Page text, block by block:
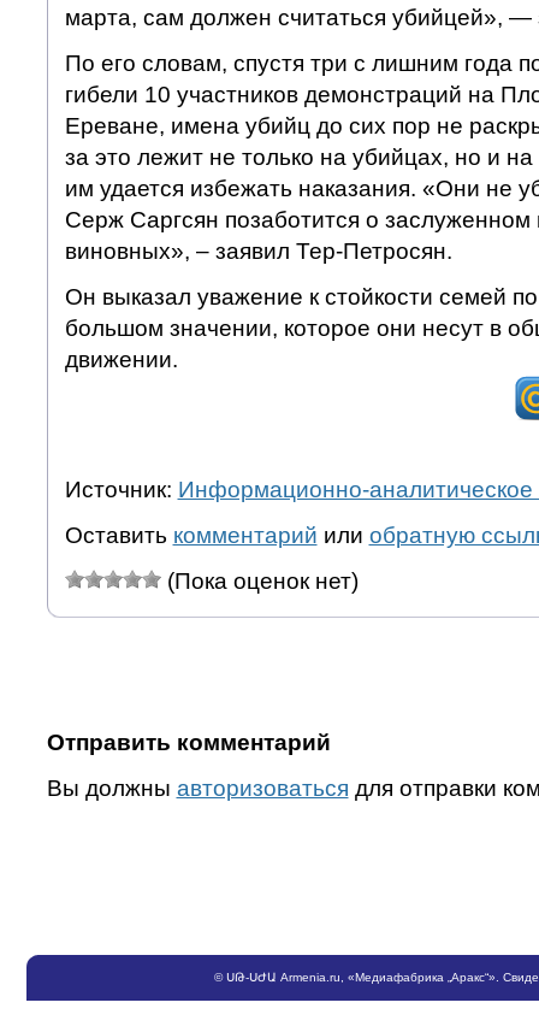
марта, сам должен считаться убийцей», —
По его словам, спустя три с лишним года
гибели 10 участников демонстраций на
Ереване, имена убийц до сих пор не
за это лежит не только на убийцах, но и
им удается избежать наказания. «Они не
Серж Саргсян позаботится о заслуженном
виновных», – заявил Тер-Петросян.
Он выказал уважение к стойкости семей
большом значении, которое они несут в
движении.
Источник: Информационно-аналитическое
Оставить комментарий или обратную
(Пока оценок нет)
Отправить комментарий
Вы должны авторизоваться для отправки
©ՍԹ-ՍԺԱ Armenia.ru , «Медиафабрика „Аракс“».